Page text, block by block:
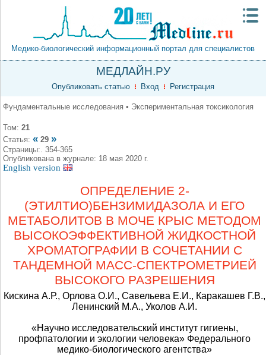
Медико-биологический информационный портал для специалистов
МЕДЛАЙН.РУ
Опубликовать статью Вход Регистрация
Фундаментальные исследования • Экспериментальная токсикология
Том: 21
Статья: « 29 »
Страницы:. 354-365
Опубликована в журнале: 18 мая 2020 г.
English version
ОПРЕДЕЛЕНИЕ 2-
(ЭТИЛТИО)БЕНЗИМИДАЗОЛА И ЕГО
МЕТАБОЛИТОВ В МОЧЕ КРЫС МЕТОДОМ
ВЫСОКОЭФФЕКТИВНОЙ ЖИДКОСТНОЙ
ХРОМАТОГРАФИИ В СОЧЕТАНИИ С
ТАНДЕМНОЙ МАСС-СПЕКТРОМЕТРИЕЙ
ВЫСОКОГО РАЗРЕШЕНИЯ
Кискина А.Р., Орлова О.И., Савельева Е.И., Каракашев Г.В.,
Ленинский М.А., Уколов А.И.
«Научно исследовательский институт гигиены,
профпатологии и экологии человека» Федерального
медико-биологического агентства»